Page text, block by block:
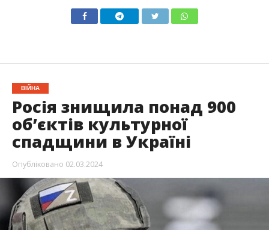
ВІЙНА
Росія знищила понад 900
обʼєктів культурної
спадщини в Україні
Опубліковано 02.03.2024